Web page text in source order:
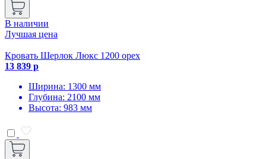
В наличии
Лучшая цена
Кровать Шерлок Люкс 1200 орех
13 839 р
Ширина: 1300 мм
Глубина: 2100 мм
Высота: 983 мм